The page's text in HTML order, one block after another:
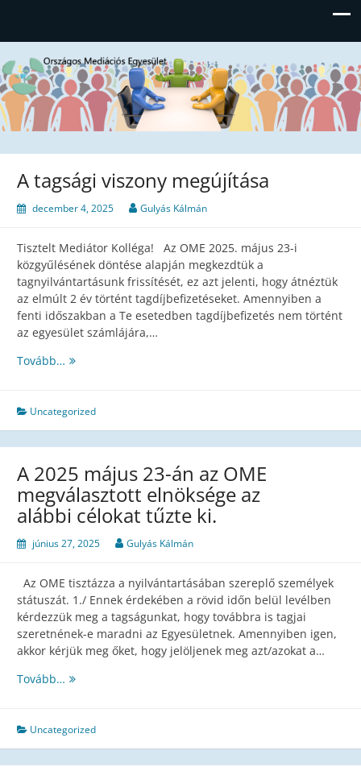
Országos Mediációs Egyesület
A tagsági viszony megújítása
december 4, 2025 Gulyás Kálmán
Tisztelt Mediátor Kolléga! Az OME 2025. május 23-i
közgyűlésének döntése alapján megkezdtük a
tagnyilvántartásunk frissítését, ez azt jelenti, hogy átnéztük
az elmúlt 2 év történt tagdíjbefizetéseket. Amennyiben a
fenti időszakban a Te esetedben tagdíjbefizetés nem történt
az egyesület számlájára,…
Tovább… A
megújítása
Uncategorized
A 2025 május 23-án az OME
megválasztott elnöksége az
alábbi célokat tűzte ki.
június 27, 2025 Gulyás Kálmán
Az OME tisztázza a nyilvántartásában szereplő személyek
státuszát. 1./ Ennek érdekében a rövid időn belül levélben
kérdezzük meg a tagságunkat, hogy továbbra is tagjai
szeretnének-e maradni az Egyesületnek. Amennyiben igen,
akkor kérjük meg őket, hogy jelöljenek meg azt/azokat a…
Tovább… A
23-
án
az
Uncategorized